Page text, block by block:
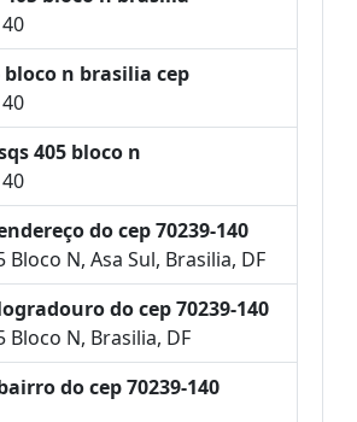
bloco n brasilia cep
405 bloco n
do cep 70239-140
Bloco N, Asa Sul, Brasilia, DF
do cep 70239-140
Bloco N, Brasilia, DF
do cep 70239-140